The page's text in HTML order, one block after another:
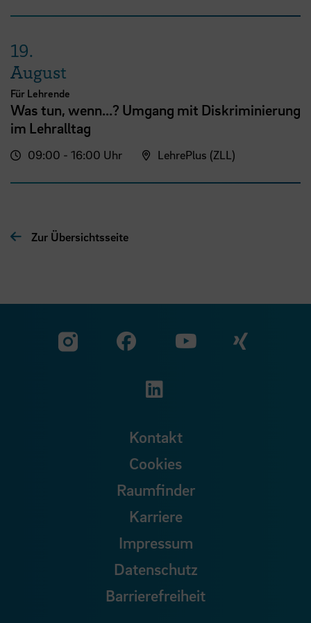
19.
August
Für Lehrende
Was tun, wenn...? Umgang mit Diskriminierung
im Lehralltag
09:00 - 16:00 Uhr LehrePlus (ZLL)
Zur Übersichtsseite
Zu unserer Facebook
Zu
Zu unserer
Kontakt
Cookies
Raumfinder
Karriere
Impressum
Datenschutz
Barrierefreiheit